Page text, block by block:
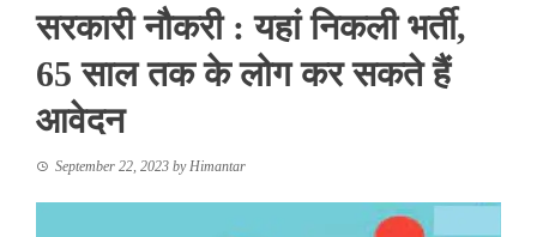
सरकारी नौकरी : यहां निकली भर्ती,
65 साल तक के लोग कर सकते हैं
आवेदन
September 22, 2023 byHimantar